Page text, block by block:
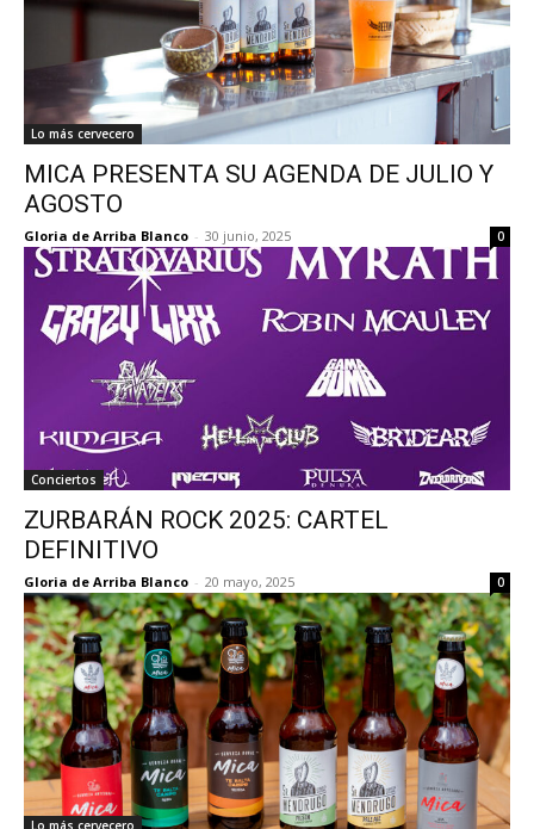
Lo más cervecero
MICA PRESENTA SU AGENDA DE JULIO Y
AGOSTO
Gloria de Arriba Blanco - 30 junio, 2025 0
Conciertos
ZURBARÁN ROCK 2025: CARTEL
DEFINITIVO
Gloria de Arriba Blanco - 20 mayo, 2025 0
Lo más cervecero